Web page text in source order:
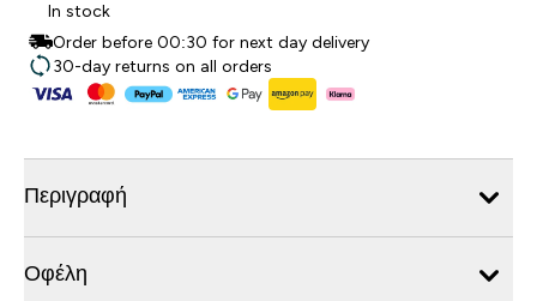
In stock
Order before 00:30 for next day delivery
30-day returns on all orders
Περιγραφή
Οφέλη